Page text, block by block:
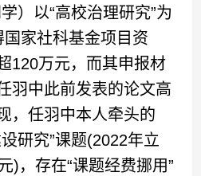
）以“高校治理研究”为
家社科基金项目资
120万元，而其申报材
羽中此前发表的论文高
，任羽中本人牵头的
研究”课题(2022年立
)，存在“课题经费挪用”